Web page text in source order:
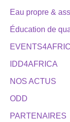
Eau propre &
Éducation de
IDD4AFRICA
NOS ACTUS
ODD
PARTENAIRES